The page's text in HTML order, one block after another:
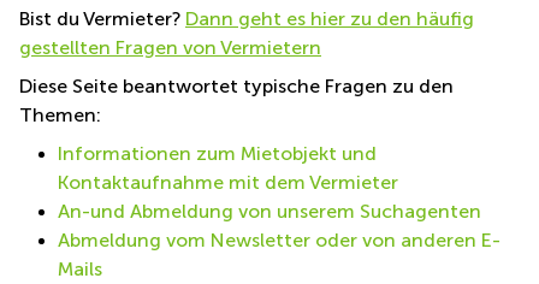
Coworking
Seminarraum
Virtual
Office
Coworking
Space
Wien
Wien
Geschäftsadresse
mieten Wien
Büro
mieten
Salzburg
Ungar-
Platz 2
Ausstellungsstraße
Wienerbergstraße
11
Margaretenstraße
Wienerbergstraße
Preis
Anmelden
Häufig gestellten Fragen von Vermietern
Hilfe für schnelleres Verleih
Quality Score
Bist du Vermieter? Dann geht es hier zu den häufig
gestellten Fragen von Vermietern
Diese Seite beantwortet typische Fragen zu den
Themen:
Informationen zum Mietobjekt und
Kontaktaufnahme mit dem Vermieter
An-und Abmeldung von unserem Suchagenten
Abmeldung vom Newsletter oder von anderen E-
Mails